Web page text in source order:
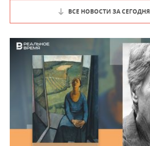
ВСЕ НОВОСТИ ЗА СЕГОДНЯ